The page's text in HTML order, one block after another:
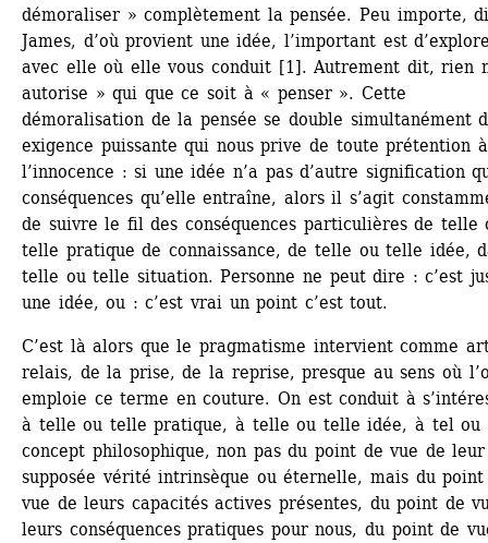
démoraliser » complètement la pensée. Peu importe,
James, d’où provient une idée, l’important est
avec elle où elle vous conduit [1]. Autrement dit, rien
autorise » qui que ce soit à « penser ». Cette
démoralisation de la pensée se double simultanément
exigence puissante qui nous prive de toute prétention à
l’innocence : si une idée n’a pas d’autre signification
conséquences qu’elle entraîne, alors il s’agit
de suivre le fil des conséquences particulières de telle
telle pratique de connaissance, de telle ou telle idée,
telle ou telle situation. Personne ne peut dire : c’est
une idée, ou : c’est vrai un point c’est tout.
C’est là alors que le pragmatisme intervient comme
relais, de la prise, de la reprise, presque au sens où
emploie ce terme en couture. On est conduit à
à telle ou telle pratique, à telle ou telle idée, à tel ou
concept philosophique, non pas du point de vue de leur
supposée vérité intrinsèque ou éternelle, mais du point
vue de leurs capacités actives présentes, du point de
leurs conséquences pratiques pour nous, du point de